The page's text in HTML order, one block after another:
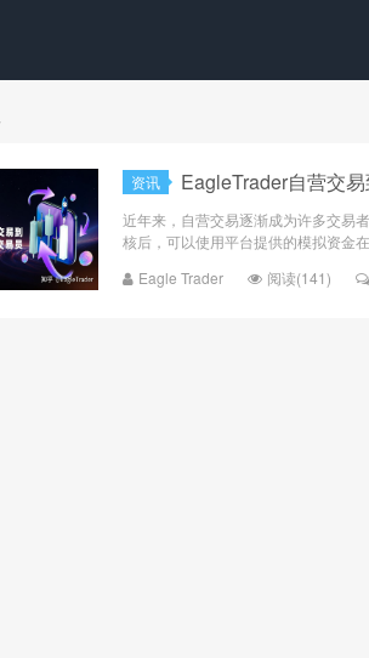
资讯 EagleTrader自营交
近年来，自营交易逐渐成为许多交易
核后，可以使用平台提供的模拟资金
Eagle Trader
阅读(141)